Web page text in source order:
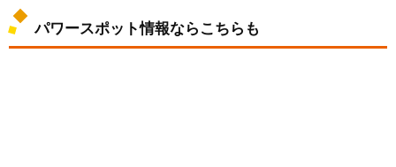
パワースポット情報ならこちらも